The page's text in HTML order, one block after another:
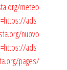
meteo
ads-
nuovo
ads-
pages/